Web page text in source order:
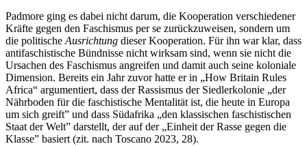
Padmore ging es dabei nicht darum, die Kooperation verschiedener
Kräfte gegen den Faschismus per se zurückzuweisen, sondern um
die politische Ausrichtung dieser Kooperation. Für ihn war klar, dass
antifaschistische Bündnisse nicht wirksam sind, wenn sie nicht die
Ursachen des Faschismus angreifen und damit auch seine koloniale
Dimension. Bereits ein Jahr zuvor hatte er in „How Britain Rules
Africa“ argumentiert, dass der Rassismus der Siedlerkolonie „der
Nährboden für die faschistische Mentalität ist, die heute in Europa
um sich greift” und dass Südafrika „den klassischen faschistischen
Staat der Welt” darstellt, der auf der „Einheit der Rasse gegen die
Klasse” basiert (zit. nach Toscano 2023, 28).